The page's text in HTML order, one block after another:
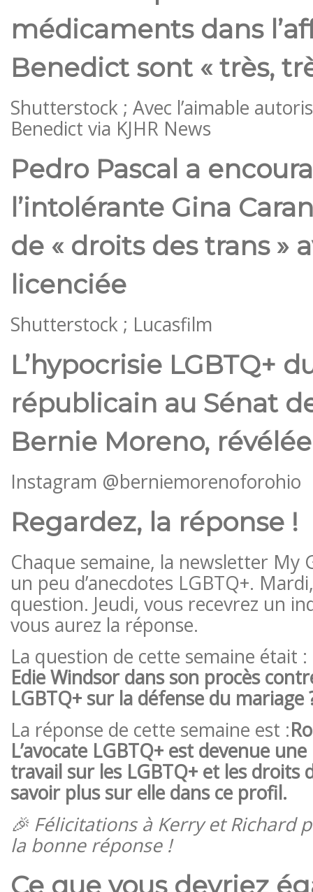
médicaments dans
Benedict sont « très,
Shutterstock ; Avec l’aimable
Benedict via KJHR News
Pedro Pascal a
l’intolérante Gina
de « droits des trans »
licenciée
Shutterstock ; Lucasfilm
L’hypocrisie LGBTQ+
républicain au Sénat
Bernie Moreno, révélée
Instagram @berniemorenoforohio
Regardez, la réponse !
Chaque semaine, la newsletter My
un peu d’anecdotes LGBTQ+.
question. Jeudi, vous recevrez un
vous aurez la réponse.
La question de cette semaine était :
Edie Windsor dans son procès
LGBTQ+ sur la défense du mariage
La réponse de cette semaine est :
L’avocate LGBTQ+ est devenue
travail sur les LGBTQ+ et les droits
savoir plus sur elle dans ce profil.
🎉 Félicitations à Kerry et Richard
la bonne réponse !
Ce que vous devriez